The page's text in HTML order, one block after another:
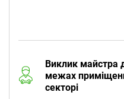
Виклик майстра
межах
секторі